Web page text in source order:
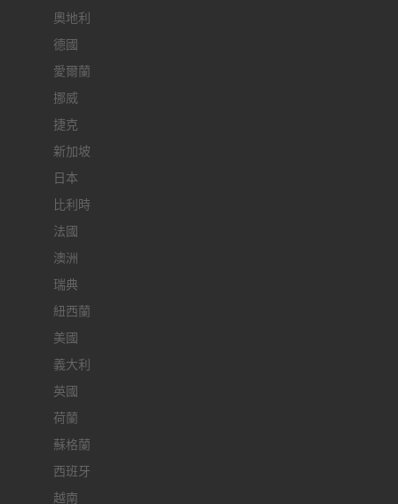
奧地利
德國
愛爾蘭
挪威
捷克
新加坡
日本
比利時
法國
澳洲
瑞典
紐西蘭
美國
義大利
英國
荷蘭
蘇格蘭
西班牙
越南